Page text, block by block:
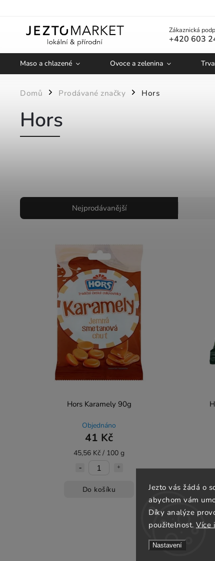
Jezto vás žádá o
abychom vám
Díky analýze
použitelnost. Více
Nastavení
Zákaznická
+420 603
Maso a chlazené Ovoce a zelenina
Domů / Prodávané značky / Hors
Hors
Nejprodávanější
Hors Karamely 90g
Objednáno
41 Kč
45,56 Kč / 100 g
Do košíku